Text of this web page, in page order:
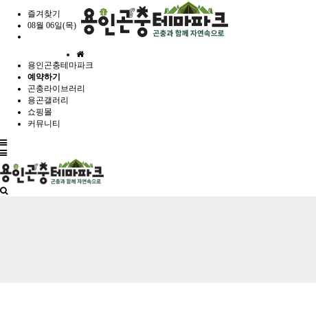
즐겨찾기
08월 06일(목)
홈
으
용인곤충테마파크
예약하기
곤충라이브러리
용곤갤러리
쇼핑몰
커뮤니티
전
체
메
뉴